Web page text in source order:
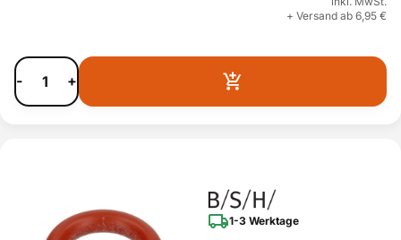
+ Versand ab 6,95 €
- +
1-3 Werktage